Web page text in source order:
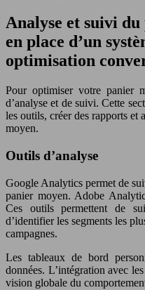
Analyse et suivi
en place d’un
optimisation
Pour optimiser votre panier
d’analyse et de suivi. Cette
les outils, créer des rapports et
moyen.
Outils d’analyse
Google Analytics permet de
panier moyen. Adobe
Ces outils permettent de
d’identifier les segments les
campagnes.
Les tableaux de bord
données. L’intégration avec
vision globale du